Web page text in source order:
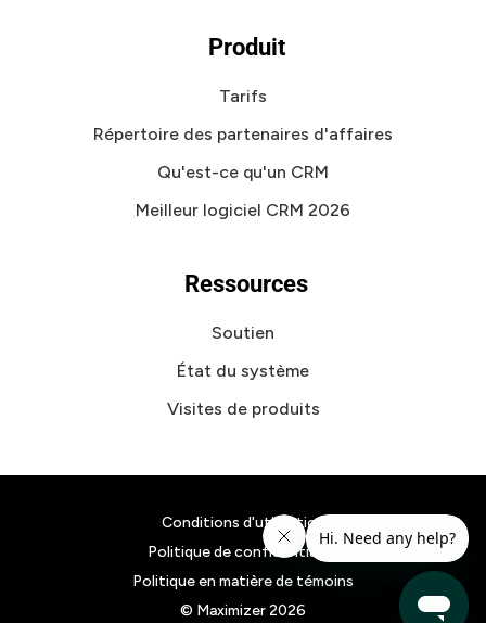
Produit
Tarifs
Répertoire des partenaires d'affaires
Qu'est-ce qu'un CRM
Meilleur logiciel CRM 2026
Ressources
Soutien
État du système
Visites de produits
© Maximizer2026
Conditions d'utilisation
Politique de confidentialité
Politique en matière de témoins